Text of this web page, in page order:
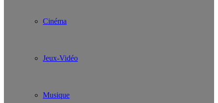
Cinéma
Jeux-Vidéo
Musique